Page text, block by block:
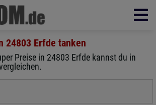
24803 Erfde tanken
Preise in 24803 Erfde kannst du in